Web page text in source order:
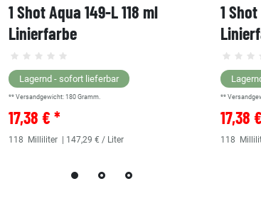
1 Shot Aqua 149-L 118 ml
Linierfarbe
Lagernd - sofort lieferbar
** Versandgewicht: 180 Gramm.
17,38 € *
118 Milliliter | 147,29 € / Liter
1
**
17,38
118